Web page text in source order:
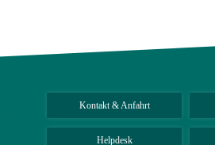
Kontakt & Anfahrt
Helpdesk